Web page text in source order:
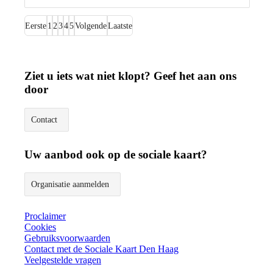
Eerste 1 2 345VolgendeLaatste
Ziet u iets wat niet klopt? Geef het aan ons
door
Contact
Uw aanbod ook op de sociale kaart?
Organisatie aanmelden
Proclaimer
Cookies
Gebruiksvoorwaarden
Contact met de Sociale Kaart Den Haag
Veelgestelde vragen